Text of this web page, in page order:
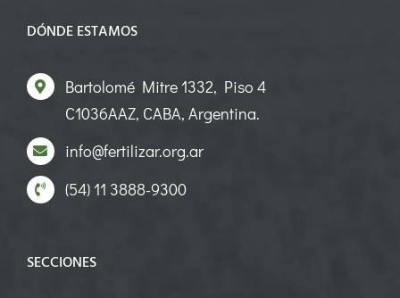
DÓNDE ESTAMOS
Bartolomé Mitre 1332, Piso 4
C1036AAZ, CABA, Argentina.
info@fertilizar.org.ar
(54) 11 3888-9300
SECCIONES